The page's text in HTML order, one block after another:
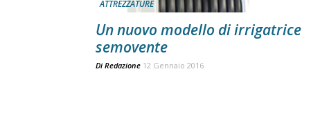
ATTREZZATURE
Un nuovo modello di irrigatrice
semovente
Di Redazione 12 Gennaio 2016